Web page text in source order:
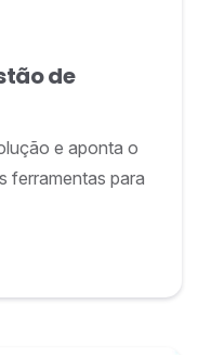
de
e aponta o
ferramentas para